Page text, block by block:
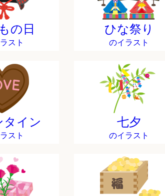
の日
スト
ひな祭り
のイラスト
タイン
スト
七夕
のイラスト